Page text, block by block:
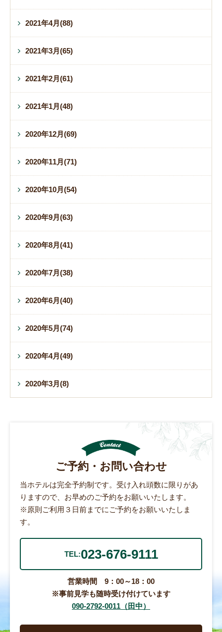
2021年4月(88)
2021年3月(65)
2021年2月(61)
2021年1月(48)
2020年12月(69)
2020年11月(71)
2020年10月(54)
2020年9月(63)
2020年8月(41)
2020年7月(38)
2020年6月(40)
2020年5月(74)
2020年4月(49)
2020年3月(8)
ご予約・お問い合わせ
当ホテルは完全予約制です。受け入れ頭数に限りがあ
りますので、お早めのご予約をお願いいたします。
※原則ご利用３日前までにご予約をお願いいたしま
す。
TEL:023-676-9111
営業時間 9：00～18：00
※事前見学も随時受け付けています
090-2792-0011（田中）